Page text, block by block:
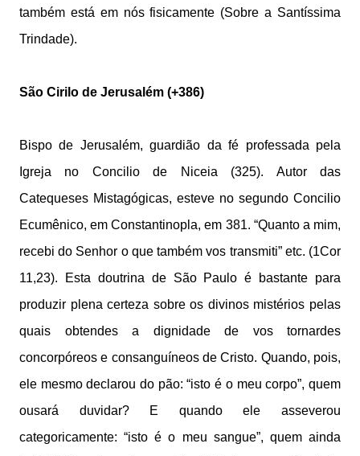
também está em nós fisicamente (Sobre a Santíssima
Trindade).
São Cirilo de Jerusalém (+386)
Bispo de Jerusalém, guardião da fé professada pela
Igreja no Concilio de Niceia (325). Autor das
Catequeses Mistagógicas, esteve no segundo Concilio
Ecumênico, em Constantinopla, em 381. “Quanto a mim,
recebi do Senhor o que também vos transmiti” etc. (1Cor
11,23). Esta doutrina de São Paulo é bastante para
produzir plena certeza sobre os divinos mistérios pelas
quais obtendes a dignidade de vos tornardes
concorpóreos e consanguíneos de Cristo. Quando, pois,
ele mesmo declarou do pão: “isto é o meu corpo”, quem
ousará duvidar? E quando ele asseverou
categoricamente: “isto é o meu sangue”, quem ainda